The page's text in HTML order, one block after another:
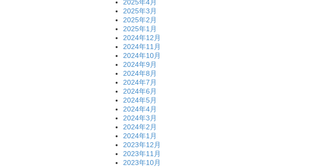
2025年4月
2025年3月
2025年2月
2025年1月
2024年12月
2024年11月
2024年10月
2024年9月
2024年8月
2024年7月
2024年6月
2024年5月
2024年4月
2024年3月
2024年2月
2024年1月
2023年12月
2023年11月
2023年10月